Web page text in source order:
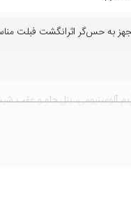
به حس‌گر اثرانگشت فبلت
آلومینیومی، پنل جلو و عقب